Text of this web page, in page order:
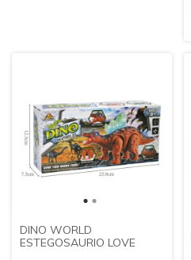
DINO WORLD
ESTEGOSAURIO LOVE